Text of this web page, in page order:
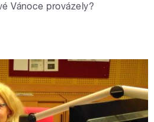
Vánoce provázely?